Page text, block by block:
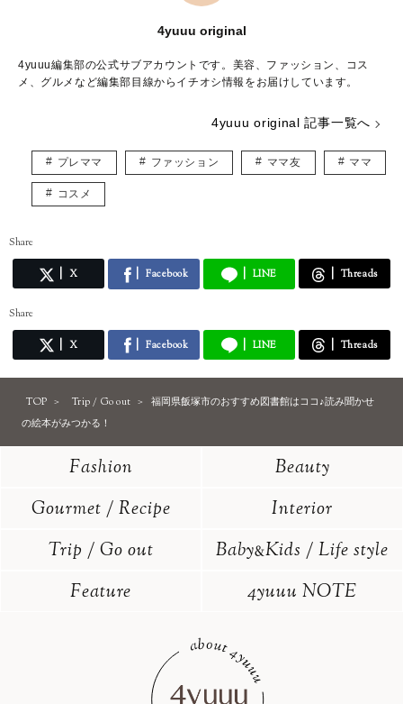
4yuuu original
4yuuu編集部の公式サブアカウントです。美容、ファッション、コス
メ、グルメなど編集部目線からイチオシ情報をお届けしています。
4yuuu original 記事一覧へ
プレママ ファッション ママ友 ママ
コスメ
Share
X Facebook LINE Threads
Share
X Facebook LINE Threads
TOP Trip / Go out
福岡県飯塚市のおすすめ図書館はココ♪読み聞かせ
の絵本がみつかる！
Fashion
Beauty
Gourmet / Recipe
Interior
Trip / Go out
Baby&Kids / Life style
Feature
4yuuu NOTE